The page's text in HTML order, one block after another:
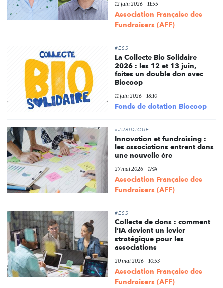
12 juin 2026 - 11:55
Association Française des
Fundraisers (AFF)
#ESS
La Collecte Bio Solidaire
2026 : les 12 et 13 juin,
faites un double don avec
Biocoop
11 juin 2026 - 18:10
Fonds de dotation Biocoop
#JURIDIQUE
Innovation et fundraising :
les associations entrent dans
une nouvelle ère
27 mai 2026 - 17:14
Association Française des
Fundraisers (AFF)
#ESS
Collecte de dons : comment
l’IA devient un levier
stratégique pour les
associations
20 mai 2026 - 10:53
Association Française des
Fundraisers (AFF)